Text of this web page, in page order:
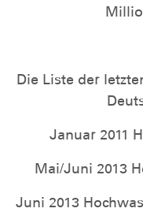
Die Liste der
Januar 2011
Mai/Juni 2013
Juni 2013